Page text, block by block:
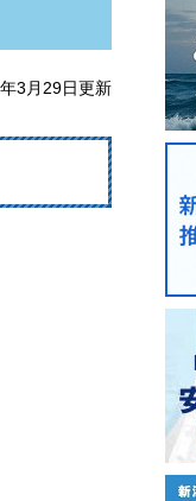
3月29日更新